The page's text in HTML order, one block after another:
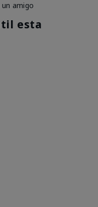
amigo
esta